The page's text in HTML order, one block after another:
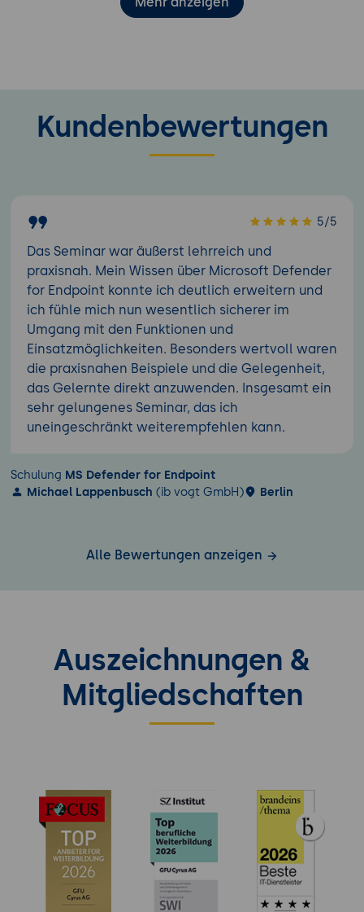
Kundenbewertungen
5/5
Das Seminar war äußerst lehrreich und
praxisnah. Mein Wissen über Microsoft Defender
for Endpoint konnte ich deutlich erweitern und
ich fühle mich nun wesentlich sicherer im
Umgang mit den Funktionen und
Einsatzmöglichkeiten. Besonders wertvoll waren
die praxisnahen Beispiele und die Gelegenheit,
das Gelernte direkt anzuwenden. Insgesamt ein
sehr gelungenes Seminar, das ich
uneingeschränkt weiterempfehlen kann.
Schulung MS Defender for Endpoint
Michael Lappenbusch (ib vogt GmbH) Berlin
Alle Bewertungen anzeigen
Auszeichnungen &
Mitgliedschaften